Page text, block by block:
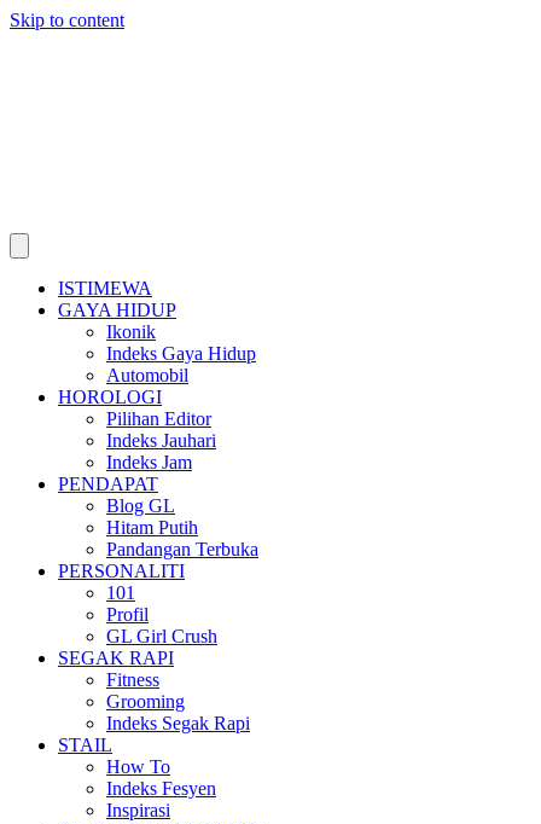
Skip to content
ISTIMEWA
GAYA HIDUP
Ikonik
Indeks Gaya Hidup
Automobil
HOROLOGI
Pilihan Editor
Indeks Jauhari
Indeks Jam
PENDAPAT
Blog GL
Hitam Putih
Pandangan Terbuka
PERSONALITI
101
Profil
GL Girl Crush
SEGAK RAPI
Fitness
Grooming
Indeks Segak Rapi
STAIL
How To
Indeks Fesyen
Inspirasi